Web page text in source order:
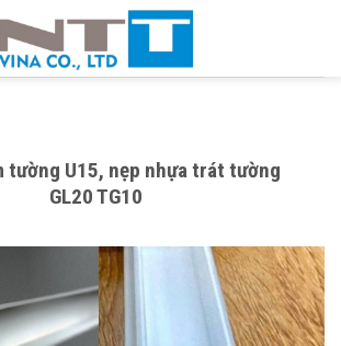
tường U15, nẹp nhựa trát tường
GL20 TG10